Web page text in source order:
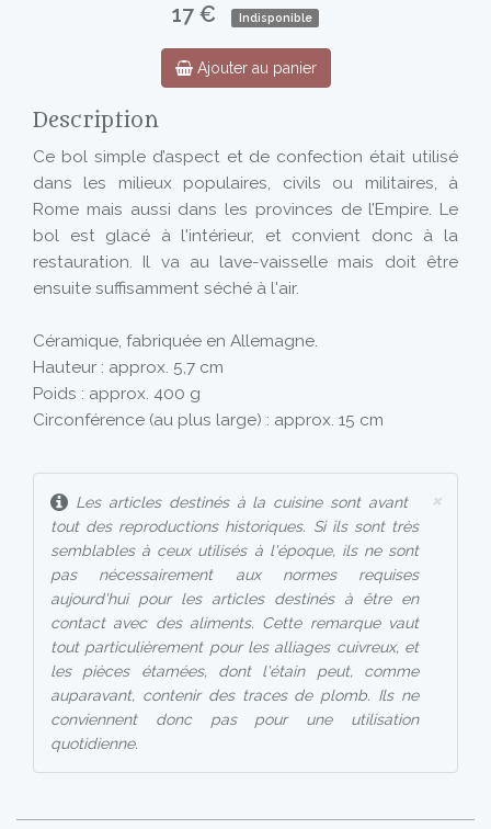
17 € Indisponible
Ajouter au panier
Description
Ce bol simple d’aspect et de confection était utilisé
dans les milieux populaires, civils ou militaires, à
Rome mais aussi dans les provinces de l’Empire. Le
bol est glacé à l'intérieur, et convient donc à la
restauration. Il va au lave-vaisselle mais doit être
ensuite suffisamment séché à l'air.
Céramique, fabriquée en Allemagne.
Hauteur : approx. 5,7 cm
Poids : approx. 400 g
Circonférence (au plus large) : approx. 15 cm
×
Les articles destinés à la cuisine sont avant
tout des reproductions historiques. Si ils sont très
semblables à ceux utilisés à l'époque, ils ne sont
pas nécessairement aux normes requises
aujourd'hui pour les articles destinés à être en
contact avec des aliments. Cette remarque vaut
tout particulièrement pour les alliages cuivreux, et
les pièces étamées, dont l'étain peut, comme
auparavant, contenir des traces de plomb. Ils ne
conviennent donc pas pour une utilisation
quotidienne.